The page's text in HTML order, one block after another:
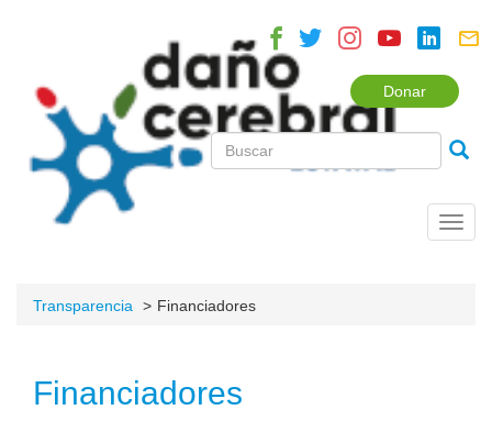
Donar
Transparencia Financiadores
Financiadores